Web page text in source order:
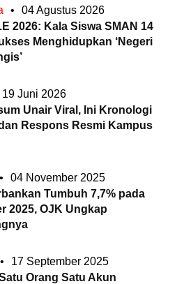
•
04 Agustus 2026
2026: Kala Siswa SMAN 14
Menghidupkan ‘Negeri
19 Juni 2026
Unair Viral, Ini Kronologi
Respons Resmi Kampus
•
04 November 2025
Tumbuh 7,7% pada
2025, OJK Ungkap
•
17 September 2025
Orang Satu Akun